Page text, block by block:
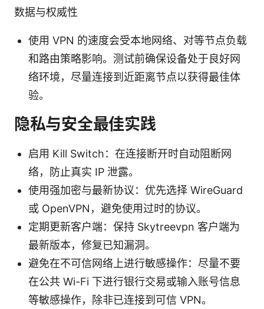
数据与权威性
使用 VPN 的速度会受本地网络、对等节点负载
和路由策略影响。测试前确保设备处于良好网
络环境，尽量连接到近距离节点以获得最佳体
验。
隐私与安全最佳实践
启用 Kill Switch：在连接断开时自动阻断网
络，防止真实 IP 泄露。
使用强加密与最新协议：优先选择 WireGuard
或 OpenVPN，避免使用过时的协议。
定期更新客户端：保持 Skytreevpn 客户端为
最新版本，修复已知漏洞。
避免在不可信网络上进行敏感操作：尽量不要
在公共 Wi-Fi 下进行银行交易或输入账号信息
等敏感操作，除非已连接到可信 VPN。